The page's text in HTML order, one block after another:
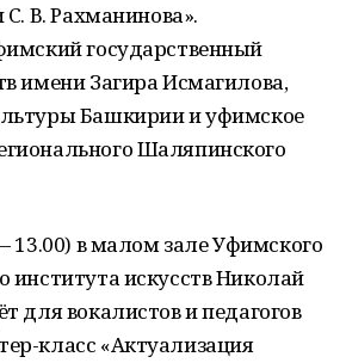
В. Рахманинова».
государственный
имени Загира Исмагилова,
Башкирии и уфимское
Шаляпинского
13.00) в малом зале Уфимского
института искусств Николай
для вокалистов и педагогов
класс «Актуализация